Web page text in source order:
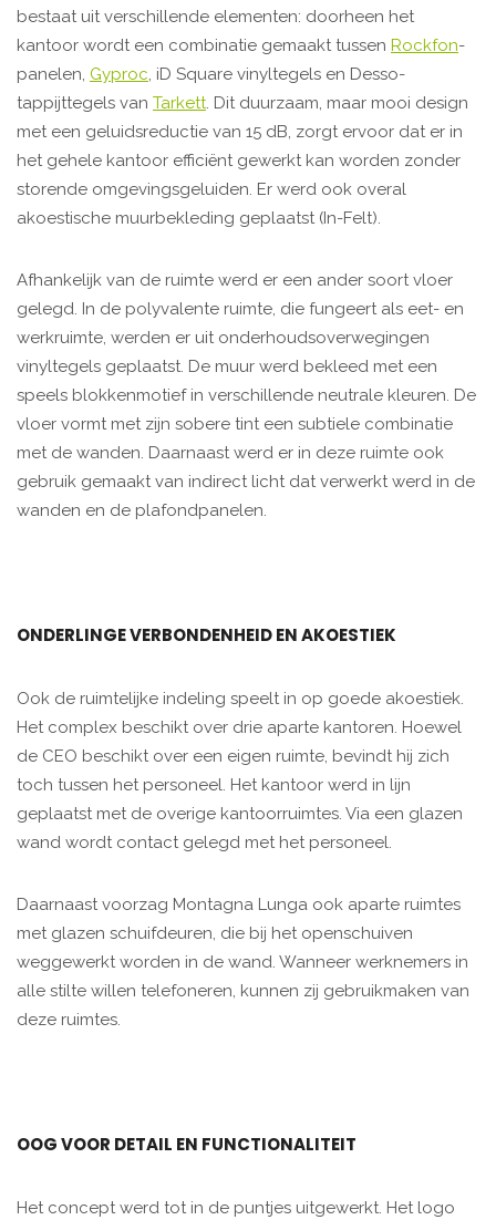
bestaat uit verschillende elementen: doorheen het
kantoor wordt een combinatie gemaakt tussen Rockfon-
panelen, Gyproc, iD Square vinyltegels en Desso-
tappijttegels van Tarkett. Dit duurzaam, maar mooi design
met een geluidsreductie van 15 dB, zorgt ervoor dat er in
het gehele kantoor efficiënt gewerkt kan worden zonder
storende omgevingsgeluiden. Er werd ook overal
akoestische muurbekleding geplaatst (In-Felt).
Afhankelijk van de ruimte werd er een ander soort vloer
gelegd. In de polyvalente ruimte, die fungeert als eet- en
werkruimte, werden er uit onderhoudsoverwegingen
vinyltegels geplaatst. De muur werd bekleed met een
speels blokkenmotief in verschillende neutrale kleuren. De
vloer vormt met zijn sobere tint een subtiele combinatie
met de wanden. Daarnaast werd er in deze ruimte ook
gebruik gemaakt van indirect licht dat verwerkt werd in de
wanden en de plafondpanelen.
ONDERLINGE VERBONDENHEID EN AKOESTIEK
Ook de ruimtelijke indeling speelt in op goede akoestiek.
Het complex beschikt over drie aparte kantoren. Hoewel
de CEO beschikt over een eigen ruimte, bevindt hij zich
toch tussen het personeel. Het kantoor werd in lijn
geplaatst met de overige kantoorruimtes. Via een glazen
wand wordt contact gelegd met het personeel.
Daarnaast voorzag Montagna Lunga ook aparte ruimtes
met glazen schuifdeuren, die bij het openschuiven
weggewerkt worden in de wand. Wanneer werknemers in
alle stilte willen telefoneren, kunnen zij gebruikmaken van
deze ruimtes.
OOG VOOR DETAIL EN FUNCTIONALITEIT
Het concept werd tot in de puntjes uitgewerkt. Het logo